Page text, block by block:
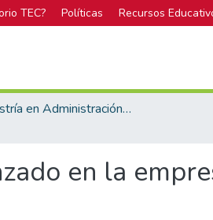
TEC? Políticas Recursos
Maestría en Administración de Empresas
en la